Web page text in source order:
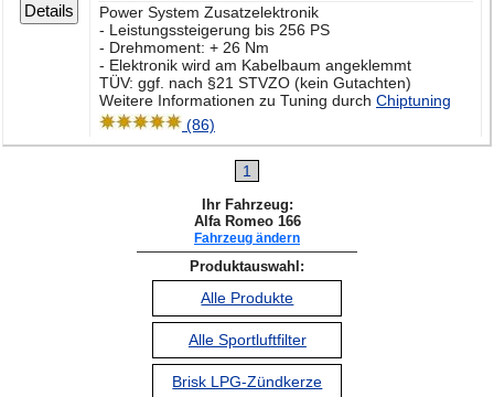
Details
Power System Zusatzelektronik
- Leistungssteigerung bis 256 PS
- Drehmoment: + 26 Nm
- Elektronik wird am Kabelbaum angeklemmt
TÜV: ggf. nach §21 STVZO (kein Gutachten)
Weitere Informationen zu Tuning durch Chiptuning
(86)
1
Ihr Fahrzeug:
Alfa Romeo 166
Fahrzeug ändern
Produktauswahl:
Alle Produkte
Alle Sportluftfilter
Brisk LPG-Zündkerze